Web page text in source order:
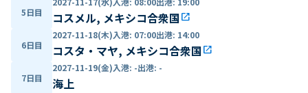
5日目 コスメル, メキシコ合衆国open_in_new
6日目
2027-11-18(木)入港: 07:00出港: 14:00
コスタ・マヤ, メキシコ合衆国open_in_new
7日目
2027-11-19(金)入港: -出港: -
海上